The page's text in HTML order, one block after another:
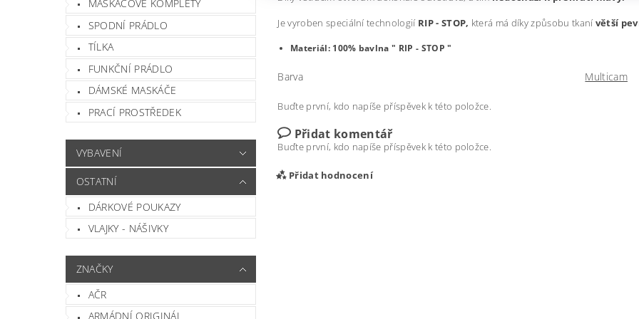
MASKÁČOVÉ KOMPLETY
SPODNÍ PRÁDLO
TÍLKA
FUNKČNÍ PRÁDLO
DÁMSKÉ MASKÁČE
PRACÍ PROSTŘEDEK
VYBAVENÍ
OSTATNÍ
DÁRKOVÉ POUKAZY
VLAJKY - NÁŠIVKY
ZNAČKY
AČR
ARMÁDNÍ ORIGINÁL
Je vyroben speciální technologií RIP - STOP, která má díky způsobu tkaní větší
Materiál: 100% bavlna " RIP - STOP "
Barva Multicam
Buďte první, kdo napíše příspěvek k této položce.
Přidat komentář
Buďte první, kdo napíše příspěvek k této položce.
Přidat hodnocení